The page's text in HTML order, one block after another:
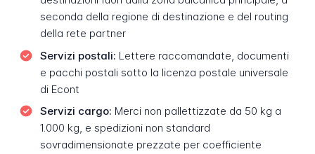
seconda della regione di destinazione e del routing
della rete partner
Servizi postali: Lettere raccomandate, documenti
e pacchi postali sotto la licenza postale universale
di Econt
Servizi cargo: Merci non pallettizzate da 50 kg a
1.000 kg, e spedizioni non standard
sovradimensionate prezzate per coefficiente